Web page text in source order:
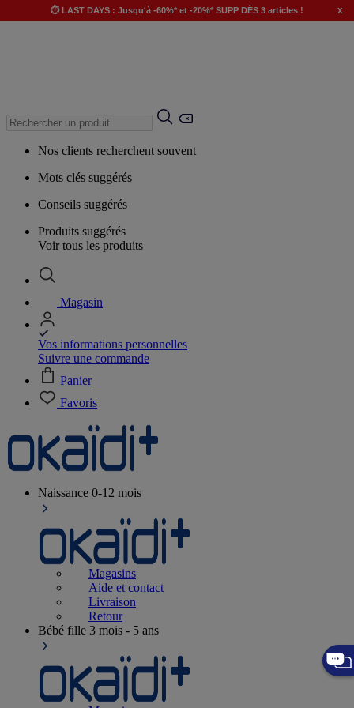
⏱️ LAST DAYS : Jusqu'à -60%* et -20%* SUPP DÈS 3 articles ! x
Nos clients recherchent souvent
Mots clés suggérés
Conseils suggérés
Produits suggérés
Voir tous les produits
Magasin
Vos informations personnelles
Suivre une commande
Panier
Favoris
Naissance 0-12 mois
Magasins
Aide et contact
Livraison
Retour
Bébé fille 3 mois - 5 ans